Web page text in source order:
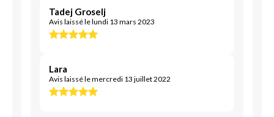
Tadej Groselj
Avis laissé le lundi 13 mars 2023
Lara
Avis laissé le mercredi 13 juillet 2022